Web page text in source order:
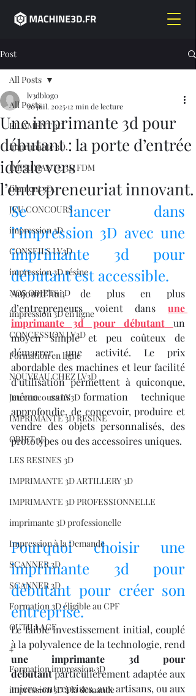
Post
All Posts
FILAMENT 3D
imprimante 3D,
IMPRIMANTE 3D FDM
filament 3D,
JEU CONCOURS
impression 3D
CONSEILS LV3D
impression 3D résine
NOS OBJETS 3D
impression 3D en ligne
CONCESSION LV3D
Formation en ligne
NOUVEAU CHEZ LV3D
Jeu concours LV3D
IMPRIMANTE 3D RESINE
OBJET 3D
LES RESINES 3D
IMPRIMANTE 3D ARTILLERY 3D
IMPRIMANTE 3D PROFESSIONNELLE
imprimante 3D professionelle
Impression à la Demande
SCANNER 3D
SCANNER 3D
Formation 3D éligible au CPF
OUTILLAGE
4
Formation impression 3D
impression 3D à la demande
All Posts
Une imprimante 3d pour
débutant : la porte d’entrée
idéale vers
l’entrepreneuriat innovant.
lv3dblog0
20 juil. 202512 min de lecture
Se lancer dans
l’impression 3D avec une
imprimante 3d pour
débutant est accessible.
Aujourd’hui, de plus en plus
d’entrepreneurs voient dans une
imprimante 3d pour débutant
un
moyen simple et peu coûteux de
démarrer une activité. Le prix
abordable des machines et leur facilité
d’utilisation permettent à quiconque,
même sans formation technique
approfondie, de concevoir, produire et
vendre des objets personnalisés, des
prototypes ou des accessoires uniques.
Pourquoi choisir une
imprimante 3d pour
débutant pour créer son
entreprise.
Le faible investissement initial, couplé
une imprimante 3d pour
débutant particulièrement adaptée aux
micro-entreprises, aux artisans, ou aux